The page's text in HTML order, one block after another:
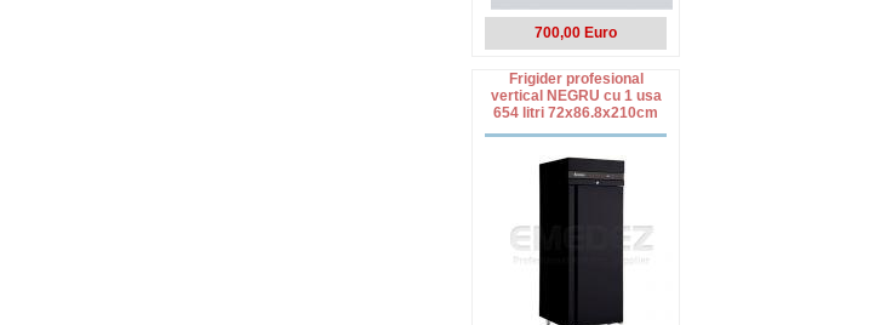
700,00 Euro
Frigider profesional
vertical NEGRU cu 1 usa
654 litri 72x86.8x210cm